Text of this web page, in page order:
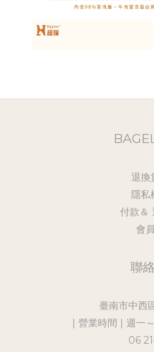
退換
隱私
付款＆
會
聯
臺南市中西
| 營業時間 | 週一
06